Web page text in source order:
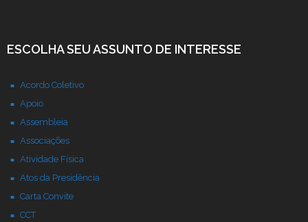
ESCOLHA SEU ASSUNTO DE INTERESSE
Acordo Coletivo
Apoio
Assembleia
Associações
Atividade Física
Atos da Presidência
Carta Convite
CCT